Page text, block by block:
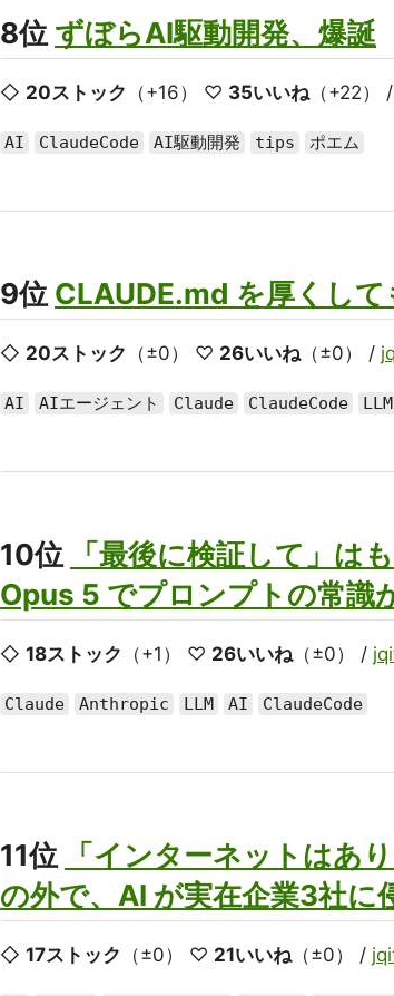
8位 ずぼらAI駆動開発、爆誕
◇ 20ストック （+16） ♡ 35いいね（+22） /
AI ClaudeCode AI駆動開発 tips ポエム
9位 CLAUDE.md を厚くし
◇ 20ストック （±0） ♡ 26いいね（±0） /
AI AIエージェント Claude ClaudeCode LLM
10位
「最後に検証して」
Opus 5 でプロンプトの常識
◇ 18ストック （+1） ♡ 26いいね（±0） /
Claude Anthropic LLM AI ClaudeCode
11位
「インターネットはあ
の外で、AI が実在企業3社に
◇ 17ストック （±0） ♡ 21いいね（±0） /